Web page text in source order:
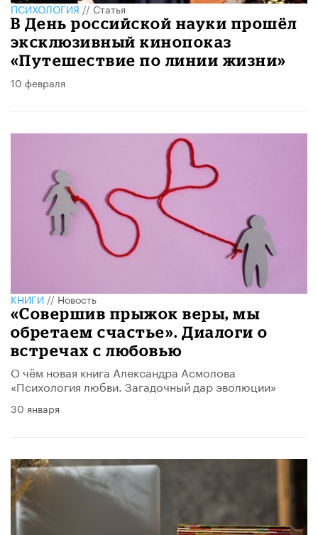
ПСИХОЛОГИЯ//Статья
В День российской науки прошёл
эксклюзивный кинопоказ
«Путешествие по линии жизни»
10 февраля
КНИГИ//Новость
«Совершив прыжок веры, мы
обретаем счастье». Диалоги о
встречах с любовью
О чём новая книга Александра Асмолова
«Психология любви. Загадочный дар эволюции»
30 января